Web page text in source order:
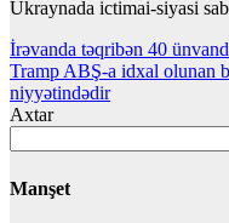
Ukraynada ictimai-siyasi
Yazı
naviqasiyası
İrəvanda təqribən 40
Tramp ABŞ-a idxal olunan
niyyətindədir
Axtar
Manşet